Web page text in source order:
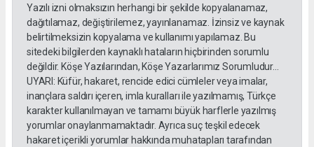
Yazılı izni olmaksızın herhangi bir şekilde kopyalanamaz,
dağıtılamaz, değiştirilemez, yayınlanamaz. İzinsiz ve kaynak
belirtilmeksizin kopyalama ve kullanımı yapılamaz. Bu
sitedeki bilgilerden kaynaklı hataların hiçbirinden sorumlu
değildir. Köşe Yazılarından, Köşe Yazarlarımız Sorumludur...
UYARI: Küfür, hakaret, rencide edici cümleler veya imalar,
inançlara saldırı içeren, imla kuralları ile yazılmamış, Türkçe
karakter kullanılmayan ve tamamı büyük harflerle yazılmış
yorumlar onaylanmamaktadır. Ayrıca suç teşkil edecek
hakaret içerikli yorumlar hakkında muhatapları tarafından